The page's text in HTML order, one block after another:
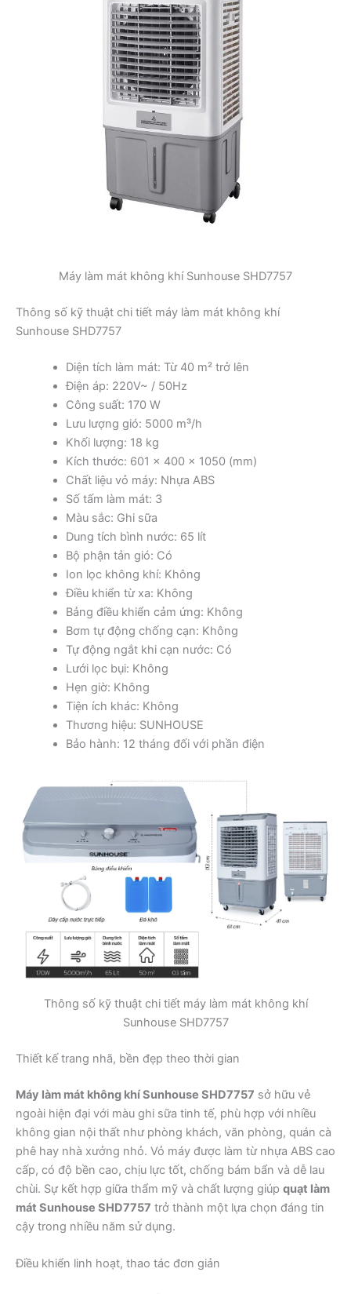
Máy làm mát không khí Sunhouse SHD7757
Thông số kỹ thuật chi tiết máy làm mát không khí
Sunhouse SHD7757
Diện tích làm mát: Từ 40 m² trở lên
Điện áp: 220V~ / 50Hz
Công suất: 170 W
Lưu lượng gió: 5000 m³/h
Khối lượng: 18 kg
Kích thước: 601 x 400 x 1050 (mm)
Chất liệu vỏ máy: Nhựa ABS
Số tấm làm mát: 3
Màu sắc: Ghi sữa
Dung tích bình nước: 65 lít
Bộ phận tản gió: Có
Ion lọc không khí: Không
Điều khiển từ xa: Không
Bảng điều khiển cảm ứng: Không
Bơm tự động chống cạn: Không
Tự động ngắt khi cạn nước: Có
Lưới lọc bụi: Không
Hẹn giờ: Không
Tiện ích khác: Không
Thương hiệu: SUNHOUSE
Bảo hành: 12 tháng đối với phần điện
Thông số kỹ thuật chi tiết máy làm mát không khí
Sunhouse SHD7757
Thiết kế trang nhã, bền đẹp theo thời gian
Máy làm mát không khí Sunhouse SHD7757 sở hữu vẻ
ngoài hiện đại với màu ghi sữa tinh tế, phù hợp với nhiều
không gian nội thất như phòng khách, văn phòng, quán cà
phê hay nhà xưởng nhỏ. Vỏ máy được làm từ nhựa ABS cao
cấp, có độ bền cao, chịu lực tốt, chống bám bẩn và dễ lau
chùi. Sự kết hợp giữa thẩm mỹ và chất lượng giúp quạt làm
mát Sunhouse SHD7757 trở thành một lựa chọn đáng tin
cậy trong nhiều năm sử dụng.
Điều khiển linh hoạt, thao tác đơn giản